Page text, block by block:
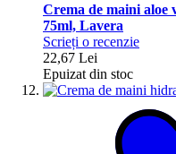
Crema de maini aloe
75ml, Lavera
Scrieți o recenzie
22,67 Lei
Epuizat din stoc